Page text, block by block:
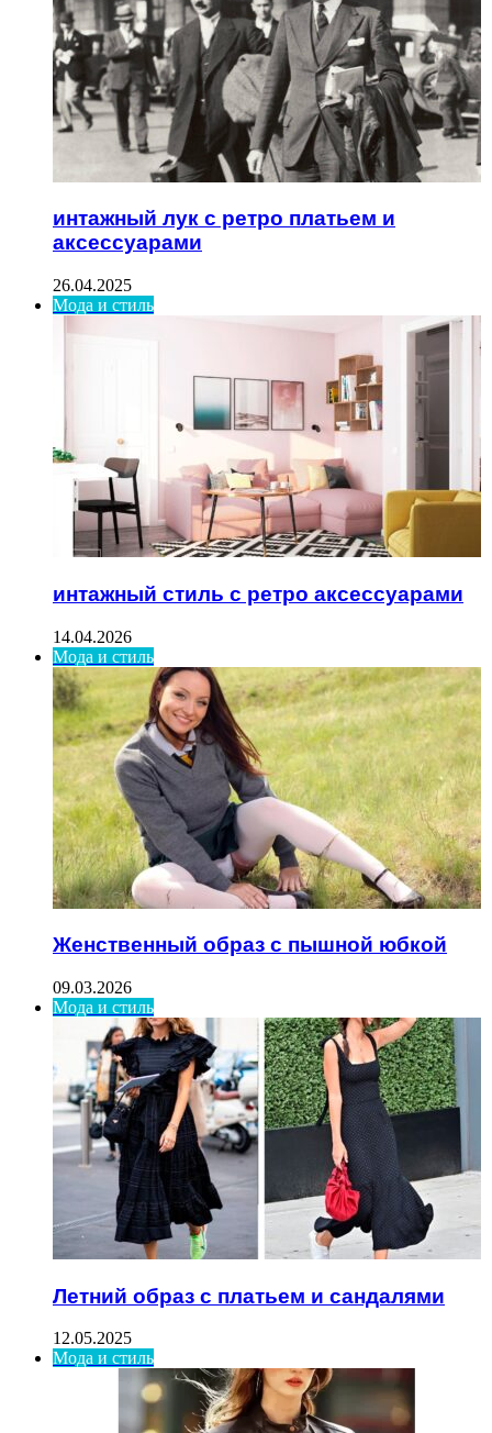
интажный лук с ретро платьем и
аксессуарами
26.04.2025
Мода и стиль
интажный стиль с ретро аксессуарами
14.04.2026
Мода и стиль
Женственный образ с пышной юбкой
09.03.2026
Мода и стиль
Летний образ с платьем и сандалями
12.05.2025
Мода и стиль